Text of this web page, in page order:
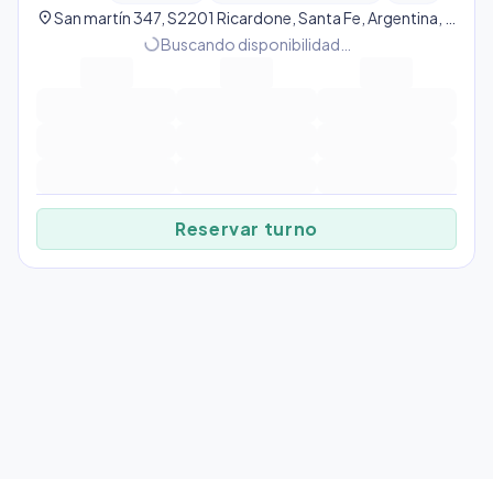
location_on
progress_activityBuscando disponibilidad…
Reservar turno